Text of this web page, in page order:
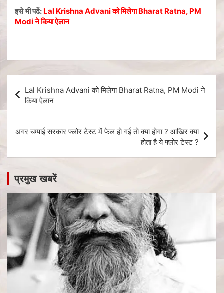
इसे भी पढें: Lal Krishna Advani को मिलेगा Bharat Ratna, PM
Modi ने किया ऐलान
Lal Krishna Advani को मिलेगा Bharat Ratna, PM Modi ने
किया ऐलान
अगर चम्पाई सरकार फ्लोर टेस्ट में फेल हो गई तो क्या होगा ? आखिर क्या
होता है ये फ्लोर टेस्ट ?
प्रमुख खबरें